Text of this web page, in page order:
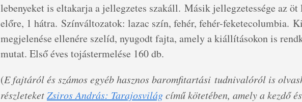
lebenyeket is eltakarja a jellegzetes szakáll. Másik jellegzetessége az
előre, 1 hátra. Színváltozatok: lazac szín, fehér, fehér-feketecolumbia.
megjelenése ellenére szelíd, nyugodt fajta, amely a kiállításokon is
mutat. Első éves tojástermelése 160 db.
(E fajtáról és számos egyéb hasznos baromfitartási tudnivalóról is
részleteketZsiros András: Tarajosvilágcímű kötetében, amely a kezdő